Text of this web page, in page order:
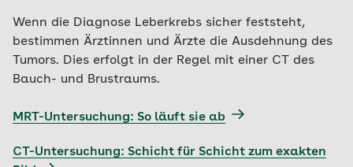
Wenn die Diagnose Leberkrebs sicher feststeht,
bestimmen Ärztinnen und Ärzte die Ausdehnung des
Tumors. Dies erfolgt in der Regel mit einer CT des
Bauch- und Brustraums.
MRT-Untersuchung: So läuft sie ab
CT-Untersuchung: Schicht für Schicht zum exakten